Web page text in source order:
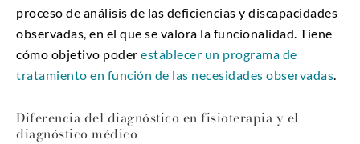
proceso de análisis de las deficiencias y discapacidades
observadas, en el que se valora la funcionalidad. Tiene
cómo objetivo poder establecer un programa de
tratamiento en función de las necesidades observadas.
Diferencia del diagnóstico en fisioterapia y el
diagnóstico médico